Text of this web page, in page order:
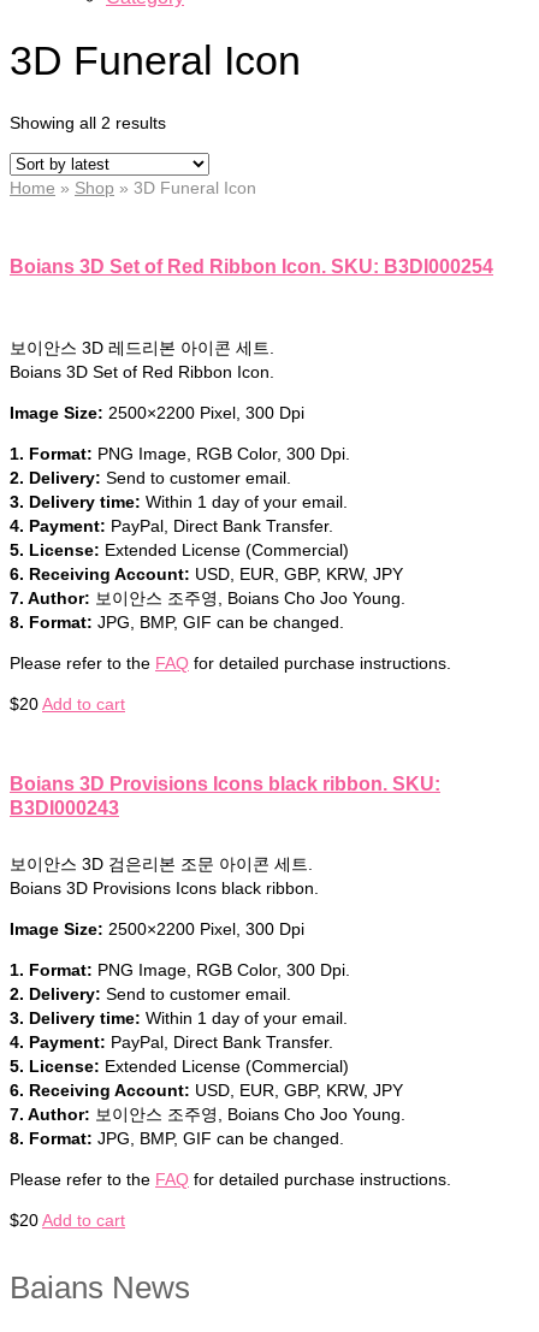
3D Funeral Icon
Showing all 2 results
Home » Shop » 3D Funeral Icon
Boians 3D Set of Red Ribbon Icon. SKU: B3DI000254
보이안스 3D 레드리본 아이콘 세트.
Boians 3D Set of Red Ribbon Icon.
Image Size: 2500×2200 Pixel, 300 Dpi
1. Format: PNG Image, RGB Color, 300 Dpi.
2. Delivery: Send to customer email.
3. Delivery time: Within 1 day of your email.
4. Payment: PayPal, Direct Bank Transfer.
5. License: Extended License (Commercial)
6. Receiving Account: USD, EUR, GBP, KRW, JPY
7. Author: 보이안스 조주영, Boians Cho Joo Young.
8. Format: JPG, BMP, GIF can be changed.
Please refer to the FAQ for detailed purchase instructions.
$20Add to cart
Boians 3D Provisions Icons black ribbon. SKU:
B3DI000243
보이안스 3D 검은리본 조문 아이콘 세트.
Boians 3D Provisions Icons black ribbon.
Image Size: 2500×2200 Pixel, 300 Dpi
1. Format: PNG Image, RGB Color, 300 Dpi.
2. Delivery: Send to customer email.
3. Delivery time: Within 1 day of your email.
4. Payment: PayPal, Direct Bank Transfer.
5. License: Extended License (Commercial)
6. Receiving Account: USD, EUR, GBP, KRW, JPY
7. Author: 보이안스 조주영, Boians Cho Joo Young.
8. Format: JPG, BMP, GIF can be changed.
Please refer to the FAQ for detailed purchase instructions.
$20Add to cart
Baians News